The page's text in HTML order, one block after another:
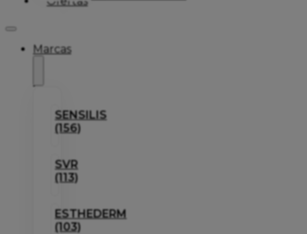
Marcas
SENSILIS
(156)
SVR
(113)
ESTHEDERM
(103)